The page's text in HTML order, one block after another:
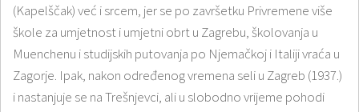
(Kapelščak) već i srcem, jer se po završetku Privremene više
škole za umjetnost i umjetni obrt u Zagrebu, školovanja u
Muenchenu i studijskih putovanja po Njemačkoj i Italiji vraća u
Zagorje. Ipak, nakon određenog vremena seli u Zagreb (1937.)
i nastanjuje se na Trešnjevci, ali u slobodno vrijeme pohodi